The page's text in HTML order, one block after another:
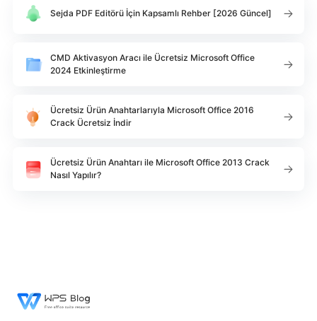
Sejda PDF Editörü İçin Kapsamlı Rehber [2026 Güncel]
CMD Aktivasyon Aracı ile Ücretsiz Microsoft Office
2024 Etkinleştirme
Ücretsiz Ürün Anahtarlarıyla Microsoft Office 2016
Crack Ücretsiz İndir
Ücretsiz Ürün Anahtarı ile Microsoft Office 2013 Crack
Nasıl Yapılır?